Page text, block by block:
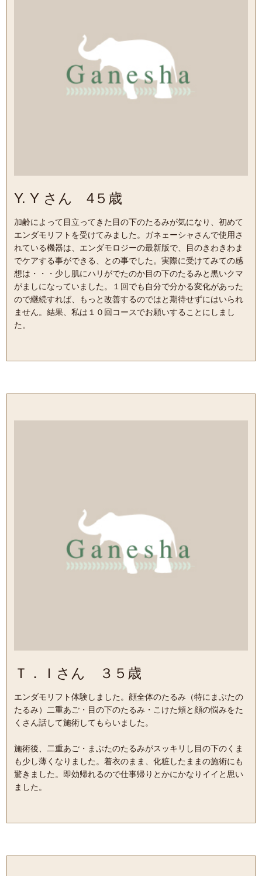
Y. Y さん 4５歳
加齢によって目立ってきた目の下のたるみが気になり、初めて
エンダモリフトを受けてみました。ガネェーシャさんで使用さ
れている機器は、エンダモロジーの最新版で、目のきわきわま
でケアする事ができる、との事でした。実際に受けてみての感
想は・・・少し肌にハリがでたのか目の下のたるみと黒いクマ
がましになっていました。１回でも自分で分かる変化があった
ので継続すれば、もっと改善するのではと期待せずにはいられ
ません。結果、私は１０回コースでお願いすることにしまし
た。
Ｔ．Ｉさん ３５歳
エンダモリフト体験しました。顔全体のたるみ（特にまぶたの
たるみ）二重あご・目の下のたるみ・こけた頬と顔の悩みをた
くさん話して施術してもらいました。
施術後、二重あご・まぶたのたるみがスッキリし目の下のくま
も少し薄くなりました。着衣のまま、化粧したままの施術にも
驚きました。即効帰れるので仕事帰りとかにかなりイイと思い
ました。